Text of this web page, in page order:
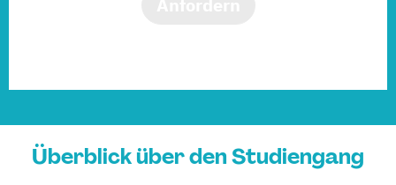
Überblick über den Studiengang